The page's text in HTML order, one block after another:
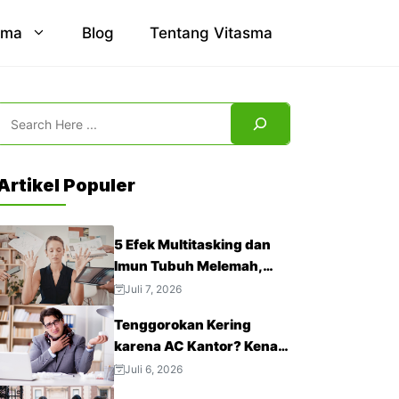
Blog Tentang Vitasma
Populer
5 Efek Multitasking dan
Imun Tubuh Melemah,
Jangan Abaikan!
Juli 7, 2026
Tenggorokan Kering
karena AC Kantor? Kenali
4 Cara Mengatasinya
Juli 6, 2026